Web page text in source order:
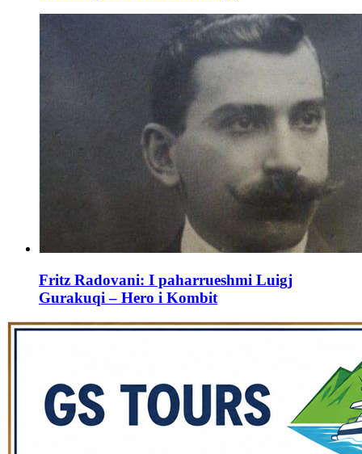
Fritz Radovani: I paharrueshmi Luigj
Gurakuqi – Hero i Kombit